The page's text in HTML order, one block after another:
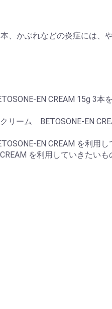
、かぶれなどの炎症には、
EN CREAM 15g 3本
リーム BETOSONE-EN
EN CREAM を利用し
を利用していきたいも